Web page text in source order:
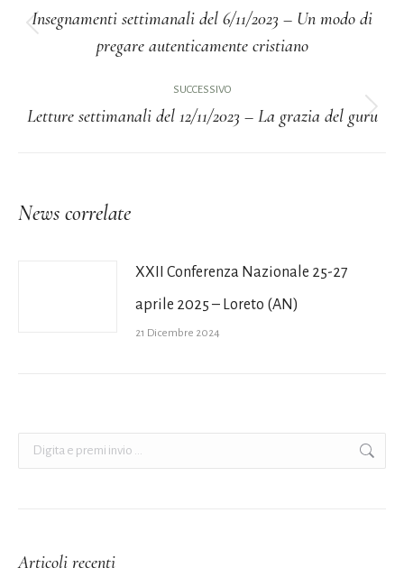
tra
Insegnamenti settimanali del 6/11/2023 – Un modo di
pregare autenticamente cristiano
SUCCESSIVO
Prossimo
Letture settimanali del 12/11/2023 – La grazia del guru
News correlate
XXII Conferenza Nazionale 25-27
aprile 2025 – Loreto (AN)
21 Dicembre 2024
Articoli recenti